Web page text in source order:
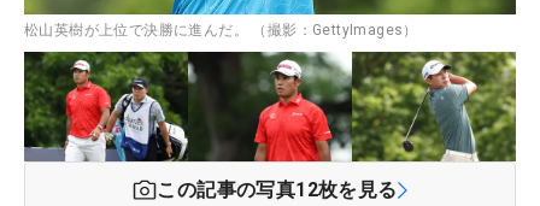
松山英樹が上位で決勝に進んだ。 （撮影：GettyImages）
この記事の写真12枚を見る